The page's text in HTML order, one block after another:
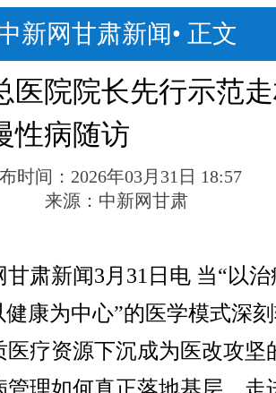
新网甘肃新闻• 正文
医院院长先行示范
性病随访
时间： 2026年03月31日 18:57
来源： 中新网甘肃
新闻3月31日电 当“以治
健康为中心”的医学模式深
医疗资源下沉成为医改攻坚